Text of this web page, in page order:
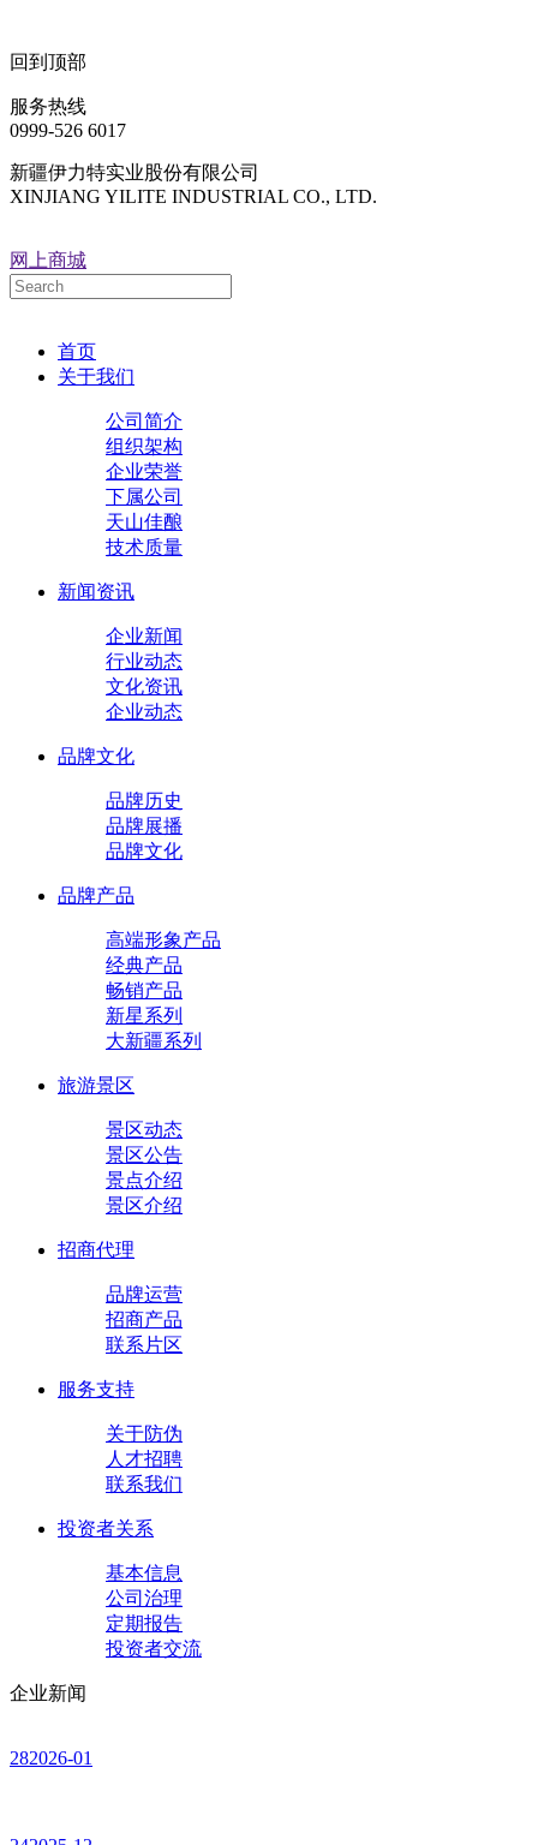
回到顶部
服务热线
0999-526 6017
新疆伊力特实业股份有限公司
XINJIANG YILITE INDUSTRIAL CO., LTD.
网上商城
首页
关于我们
公司简介
组织架构
企业荣誉
下属公司
天山佳酿
技术质量
新闻资讯
企业新闻
行业动态
文化资讯
企业动态
品牌文化
品牌历史
品牌展播
品牌文化
品牌产品
高端形象产品
经典产品
畅销产品
新星系列
大新疆系列
旅游景区
景区动态
景区公告
景点介绍
景区介绍
招商代理
品牌运营
招商产品
联系片区
服务支持
关于防伪
人才招聘
联系我们
投资者关系
基本信息
公司治理
定期报告
投资者交流
企业新闻
282026-01